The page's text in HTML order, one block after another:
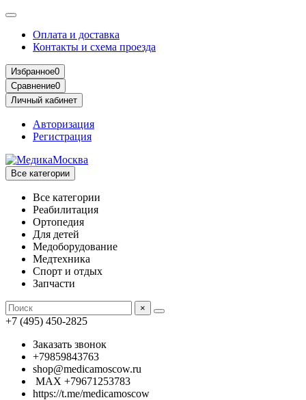
Оплата и доставка
Контакты и схема проезда
Избранное0
Сравнение0
Личный кабинет
Авторизация
Регистрация
Все категории
Все категории
Реабилитация
Ортопедия
Для детей
Медоборудование
Mедтехника
Спорт и отдых
Запчасти
×
+7 (495) 450-2825
Заказать звонок
+79859843763
shop@medicamoscow.ru
MAX +79671253783
https://t.me/medicamoscow